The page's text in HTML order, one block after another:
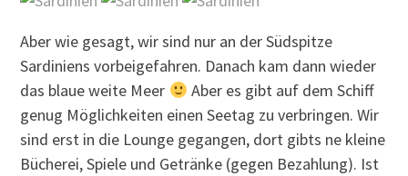
Aber wie gesagt, wir sind nur an der Südspitze
Sardiniens vorbeigefahren. Danach kam dann wieder
das blaue weite Meer
Aber es gibt auf dem Schiff
genug Möglichkeiten einen Seetag zu verbringen. Wir
sind erst in die Lounge gegangen, dort gibts ne kleine
Bücherei, Spiele und Getränke (gegen Bezahlung). Ist